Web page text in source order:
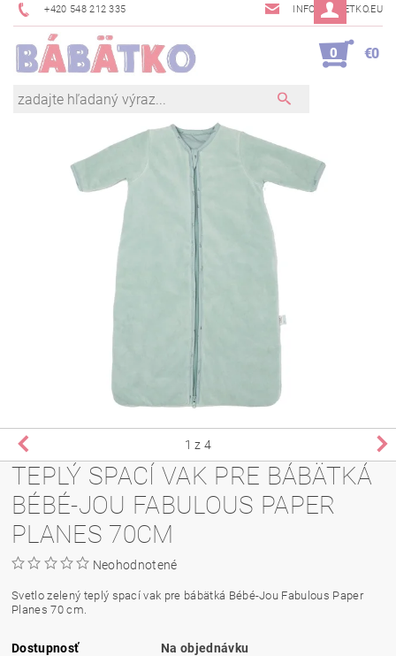
+420 548 212 335 INFO@BABETKO.EU
0 €0
1 z 4
TEPLÝ SPACÍ VAK PRE BÁBÄTKÁ
BÉBÉ-JOU FABULOUS PAPER
PLANES 70CM
Neohodnotené
Svetlo zelený teplý spací vak pre bábätká Bébé-Jou Fabulous Paper
Planes 70 cm.
Dostupnosť Na objednávku